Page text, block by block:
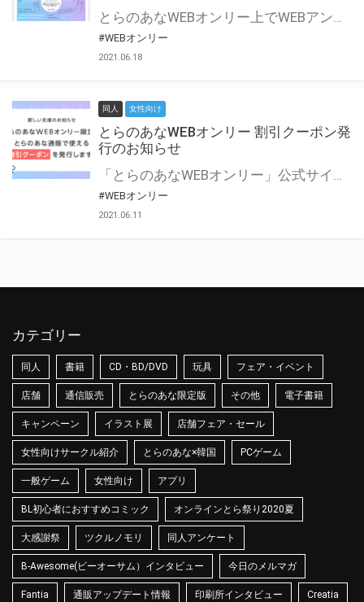
とらのあなWEBオンリー上でWEBアンソロジーが作成できる「記念コメント」について、その使い方や作成手順を解説します！ 支援タイプを「サークル参加型」「サークル参加型・マルシェ(イベント会場)機能付き」でお申し込みいただいている主催者様はぜひご活用ください♪ とらのあなWEBオンリーサイトはこちら
#WEBオンリー
2021.06.18
同人 女性向け
とらのあなWEBオンリー 割引クーポン発
行のお知らせ
「とらのあなWEBオンリー」公式サイトでとらのあな通販の「割引クーポン」を配布中！ イベントごとに開催当日限定で使える割引クーポンのシリアルコードを発行します。 とらのあなWEBオンリーのページをチェックして、イベント当日にお得にお買い物を楽しみましょう♪ ※本キャンペーンは予告なく終了する場合がございます。 とらのあなWEBオンリーサイトはこちら
#WEBオンリー
2021.06.11
カテゴリー
同人 書籍 CD・BD/DVD 玩具 フェア・イベント
店舗 通信販売 とらのあな限定版 その他 電子書籍
キャンペーン イラスト展 店舗フェア・セール
女性向けサークル紹介 とらのあな×韓国 PCゲーム
一般ゲーム 女性向け アプリ
BL初心者におすすめコミック オンラインとら祭り2020夏
大感謝祭 ツクルノモリ 同人アンケート
B-Awesome(ビーオーサム）インタビュー 今日のメルマガ
Fantia 通販アップデート情報 印刷所インタビュー Creatia